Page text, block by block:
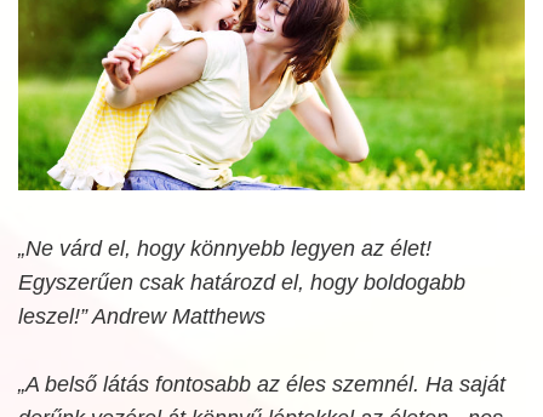
„Ne várd el, hogy könnyebb legyen az élet!
Egyszerűen csak határozd el, hogy boldogabb
leszel!” Andrew Matthews
„A belső látás fontosabb az éles szemnél. Ha saját